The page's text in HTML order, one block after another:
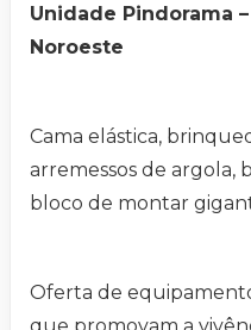
Unidade Pindorama
Noroeste
Cama elástica,
arremessos de argola,
bloco de montar
Oferta de